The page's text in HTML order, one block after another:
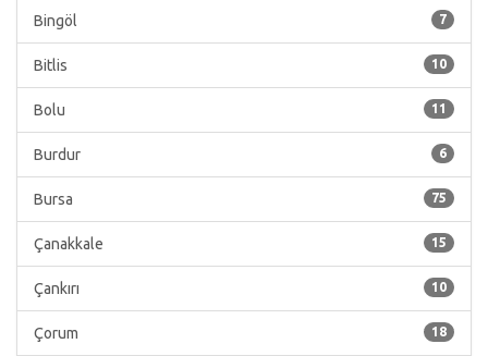
7
Bingöl
10
Bitlis
11
Bolu
6
Burdur
75
Bursa
15
Çanakkale
10
Çankırı
18
Çorum